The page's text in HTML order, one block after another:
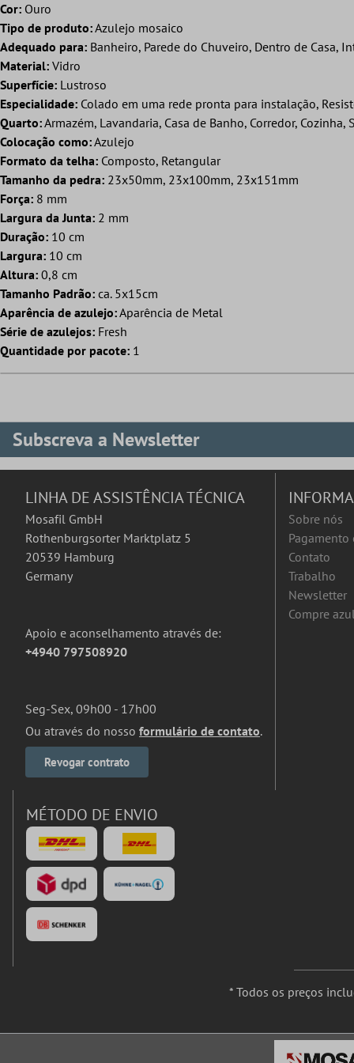
Cor: Ouro
Tipo de produto:Azulejo mosaico
Adequado para: Banheiro, Parede do Chuveiro, Dentro de Casa,
Material: Vidro
Superfície: Lustroso
Especialidade: Colado em uma rede pronta para instalação,
Quarto:Armazém, Lavandaria, Casa de Banho, Corredor, Cozinha,
Colocação como:Azulejo
Formato da telha: Composto, Retangular
Tamanho da pedra: 23x50mm, 23x100mm, 23x151mm
Força: 8 mm
Largura da Junta: 2 mm
Duração: 10 cm
Largura: 10 cm
Altura: 0,8 cm
Tamanho Padrão: ca. 5x15cm
Aparência de azulejo:Aparência de Metal
Série de azulejos: Fresh
Quantidade por pacote: 1
Subscreva a Newsletter
LINHA DE ASSISTÊNCIA TÉCNICA
Mosafil GmbH
Rothenburgsorter Marktplatz 5
20539 Hamburg
Germany
Apoio e aconselhamento através de:
+4940 797508920
Seg-Sex, 09h00 - 17h00
Ou através do nosso formulário de contato.
Revogar contrato
Sobre nós
Pagamento
Contato
Trabalho
Newsletter
Compre
MÉTODO DE ENVIO
* Todos os preços